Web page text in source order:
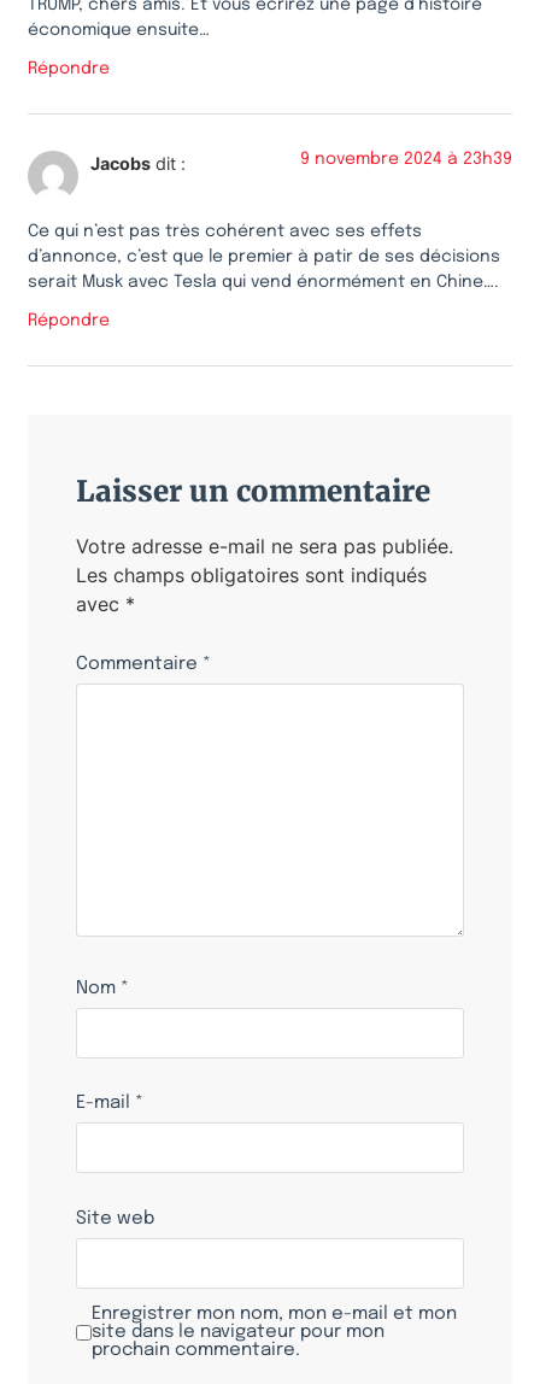
TRUMP, chers amis. Et vous écrirez une page d’histoire
économique ensuite…
Répondre
Jacobs dit : 9 novembre 2024 à 23h39
Ce qui n’est pas très cohérent avec ses effets
d’annonce, c’est que le premier à patir de ses décisions
serait Musk avec Tesla qui vend énormément en Chine….
Répondre
Laisser un commentaire
Votre adresse e-mail ne sera pas publiée.
Les champs obligatoires sont indiqués
avec *
Commentaire *
Nom *
E-mail *
Site web
Enregistrer mon nom, mon e-mail et mon
site dans le navigateur pour mon
prochain commentaire.